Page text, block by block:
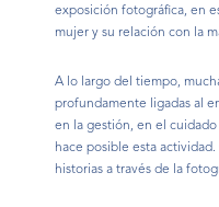
exposición fotográfica, en
mujer y su relación con la
A lo largo del tiempo,
profundamente ligadas al
en la gestión, en el
hace posible esta
historias a través de la